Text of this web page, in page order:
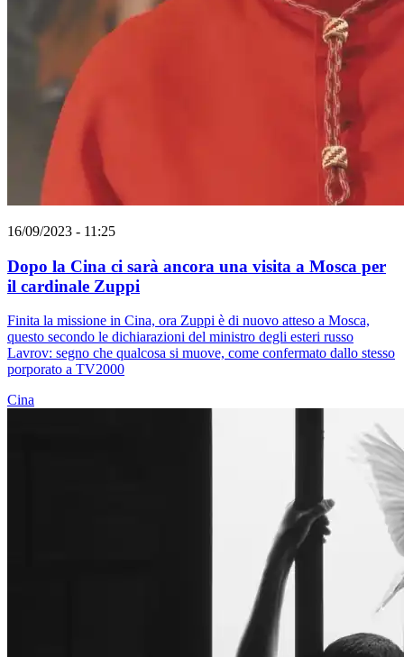
16/09/2023 - 11:25
Dopo la Cina ci sarà ancora una visita a Mosca per
il cardinale Zuppi
Finita la missione in Cina, ora Zuppi è di nuovo atteso a Mosca,
questo secondo le dichiarazioni del ministro degli esteri russo
Lavrov: segno che qualcosa si muove, come confermato dallo stesso
porporato a TV2000
Cina